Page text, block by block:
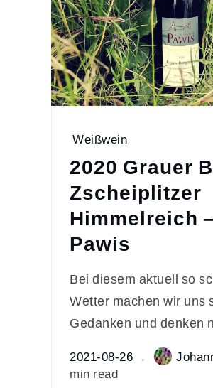
Weißwein
2020 Grauer
Zscheiplitzer
Himmelreich
Pawis
Bei diesem aktuell so
Wetter machen wir uns
Gedanken und denken
2021-08-26
min read